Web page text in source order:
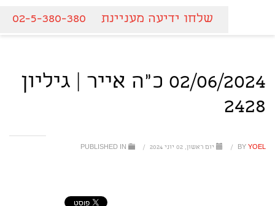
שלחו ידיעה מעניינת 02-5-380-380
02/06/2024 כ"ה אייר | גיליון
2428
BY YOEL
/ יום ראשון, 02 יוני 2024 /